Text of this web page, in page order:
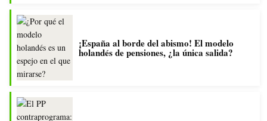
¡España al borde del abismo! El modelo
holandés de pensiones, ¿la única salida?